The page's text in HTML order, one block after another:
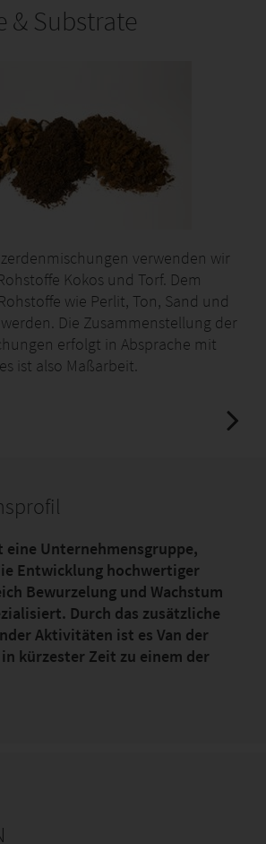
& Substrate
verwenden wir
Kokos und Torf. Dem
wie Perlit, Ton, Sand und
Die Zusammenstellung der
erfolgt in Absprache mit
ist also Maßarbeit.
eine Unternehmensgruppe,
Entwicklung hochwertiger
Bewurzelung und Wachstum
Durch das zusätzliche
Aktivitäten ist es Van der
kürzester Zeit zu einem der
im Bereich des
national sowie